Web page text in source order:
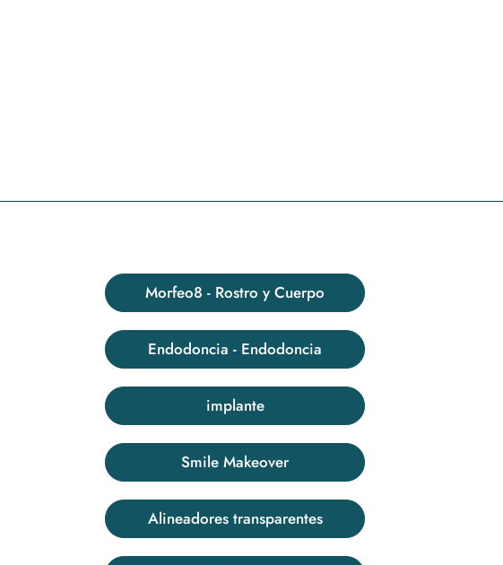
Morfeo8 - Rostro y Cuerpo
Endodoncia - Endodoncia
implante
Smile Makeover
Alineadores transparentes